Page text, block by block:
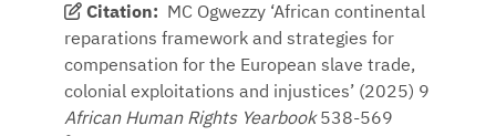
Citation: MC Ogwezzy ‘African continental
reparations framework and strategies for
compensation for the European slave trade,
colonial exploitations and injustices’ (2025) 9
African Human Rights Yearbook538-569